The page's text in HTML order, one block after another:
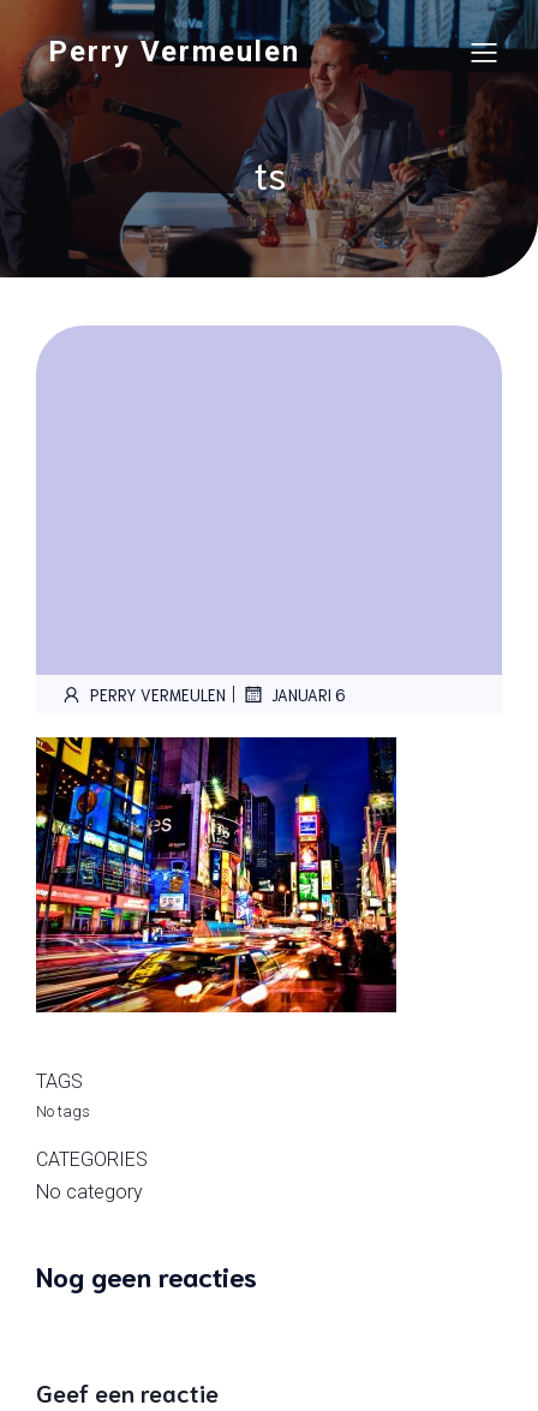
Perry Vermeulen
ts
PERRY VERMEULEN | JANUARI 6
TAGS
No tags
CATEGORIES
No category
Nog geen reacties
Geef een reactie